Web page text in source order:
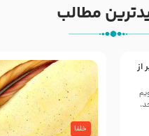
مطالب
از
خلفا